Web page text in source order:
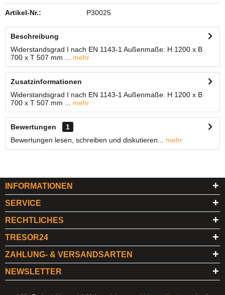
Artikel-Nr.: P30025
Beschreibung
Widerstandsgrad I nach EN 1143-1 Außenmaße: H 1200 x B
700 x T 507 mm ...
mehr
Zusatzinformationen
Widerstandsgrad I nach EN 1143-1 Außenmaße: H 1200 x B
700 x T 507 mm ...
mehr
Bewertungen
1
Bewertungen lesen, schreiben und diskutieren...
mehr
INFORMATIONEN
SERVICE
RECHTLICHES
TRESOR24
ZAHLUNG- & VERSANDSARTEN
NEWSLETTER